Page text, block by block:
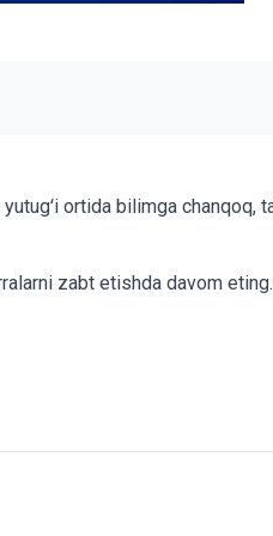
ortida bilimga chanqoq,
zabt etishda davom